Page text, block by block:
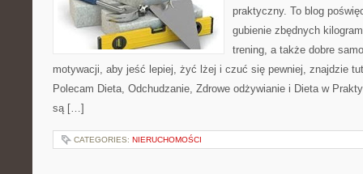
praktyczny. To blog
gubienie zbędnych
trening, a także dobre
motywacji, aby jeść lepiej, żyć lżej i czuć się pewniej, znajdzie
Polecam Dieta, Odchudzanie, Zdrowe odżywianie i Dieta w
są […]
CATEGORIES: NIERUCHOMOŚCI